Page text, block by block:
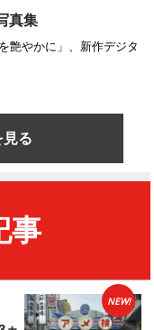
真集
艶やかに」、新作デジタ
見る
事
NEW!